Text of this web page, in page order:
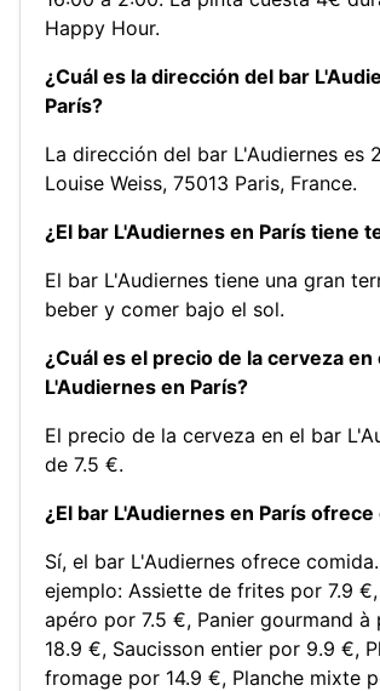
Happy Hour.
¿Cuál es la dirección del bar
París?
La dirección del bar L'Audiernes es
Louise Weiss, 75013 Paris, France.
¿El bar L'Audiernes en París tiene
El bar L'Audiernes tiene una gran
beber y comer bajo el sol.
¿Cuál es el precio de la cerveza en
L'Audiernes en París?
El precio de la cerveza en el bar
de 7.5 €.
¿El bar L'Audiernes en París ofrece
Sí, el bar L'Audiernes ofrece
ejemplo: Assiette de frites por 7.9 €,
apéro por 7.5 €, Panier gourmand
18.9 €, Saucisson entier por 9.9 €,
fromage por 14.9 €, Planche mixte